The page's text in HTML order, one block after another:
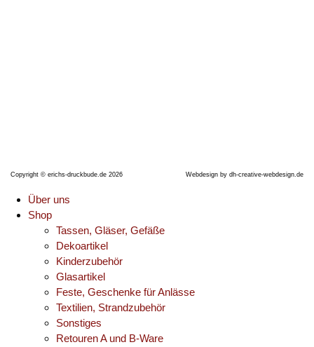
Copyright © erichs-druckbude.de 2026 Webdesign by dh-creative-webdesign.de
Über uns
Shop
Tassen, Gläser, Gefäße
Dekoartikel
Kinderzubehör
Glasartikel
Feste, Geschenke für Anlässe
Textilien, Strandzubehör
Sonstiges
Retouren A und B-Ware